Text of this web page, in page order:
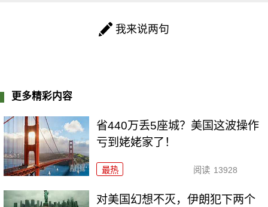
我来说两句
更多精彩内容
省440万丢5座城？美国这波操作
亏到姥姥家了！
最热 阅读 13928
对美国幻想不灭，伊朗犯下两个